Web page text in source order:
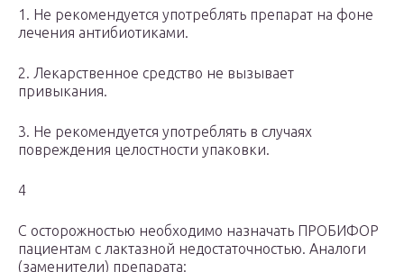
1. Не рекомендуется употреблять препарат на фоне
лечения антибиотиками.
2. Лекарственное средство не вызывает
привыкания.
3. Не рекомендуется употреблять в случаях
повреждения целостности упаковки.
4
С осторожностью необходимо назначать ПРОБИФОР
пациентам с лактазной недостаточностью. Аналоги
(заменители) препарата: